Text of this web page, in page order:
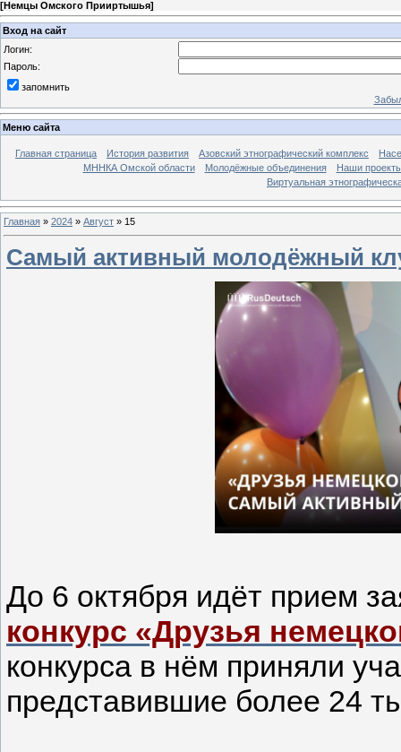
[Немцы Омского Прииртышья]
Вход на сайт
Логин:
Пароль:
запомнить
Меню сайта
Главная страница История развития Азовский этнографический комплекс
МННКА Омской области
Молодёжные объединения
Наши
Виртуальная
Главная » 2024 » Август » 15
Самый активный молодёжный
До 6 октября идёт прием
конкурс «Друзья
конкурса в нём приняли
представившие более 24